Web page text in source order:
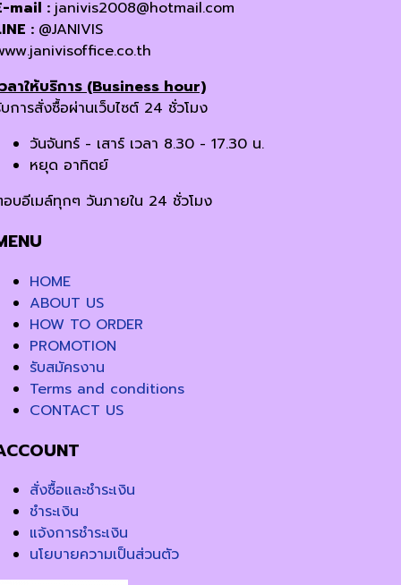
mail : janivis2008@hotmail.com
: @JANIVIS
ลาให้บริการ (Business hour)
การสั่งซื้อผ่านเว็บไซต์ 24 ชั่วโมง
วันจันทร์ - เสาร์ เวลา 8.30 - 17.30 น.
หยุด อาทิตย์
บอีเมล์ทุกๆ วันภายใน 24 ชั่วโมง
HOME
ABOUT US
HOW TO ORDER
PROMOTION
รับสมัครงาน
Terms and conditions
CONTACT US
สั่งซื้อและชำระเงิน
ชำระเงิน
แจ้งการชำระเงิน
นโยบายความเป็นส่วนตัว